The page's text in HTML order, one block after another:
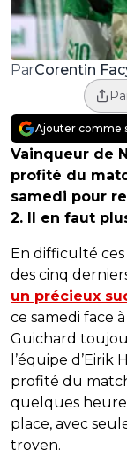
ParCorentin
Ajouter comme
Vainqueur de
profité du
samedi pour
2. Il en faut
En difficulté
des cinq
un précieux
ce samedi face
Guichard
l’équipe
profité du
quelques
place, avec
troyen.